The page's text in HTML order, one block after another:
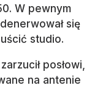
W pewnym
się
studio.
posłowi,
na antenie